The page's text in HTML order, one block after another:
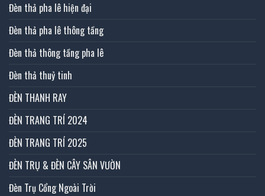
Đèn thả pha lê hiện đại
Đèn thả pha lê thông tầng
Đèn thả thông tầng pha lê
Đèn thả thuỷ tinh
ĐÈN THANH RAY
ĐÈN TRANG TRÍ 2024
ĐÈN TRANG TRÍ 2025
ĐÈN TRỤ & ĐÈN CÂY SÂN VƯỜN
Đèn Trụ Cổng Ngoài Trời